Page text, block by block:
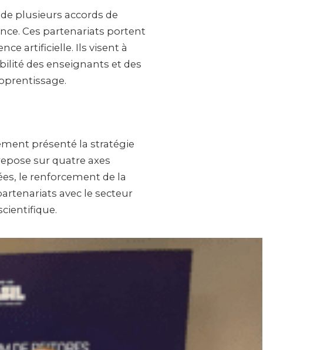
plusieurs accords de
Ces partenariats portent
artificielle. Ils visent à
des enseignants et des
présenté la stratégie
sur quatre axes
le renforcement de la
avec le secteur